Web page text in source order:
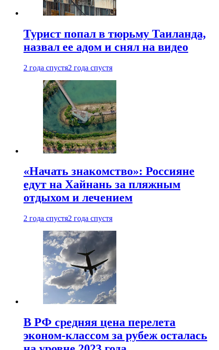
Турист попал в тюрьму Таиланда,
назвал ее адом и снял на видео
2 года спустя2 года спустя
«Начать знакомство»: Россияне
едут на Хайнань за пляжным
отдыхом и лечением
2 года спустя2 года спустя
В РФ средняя цена перелета
эконом-классом за рубеж осталась